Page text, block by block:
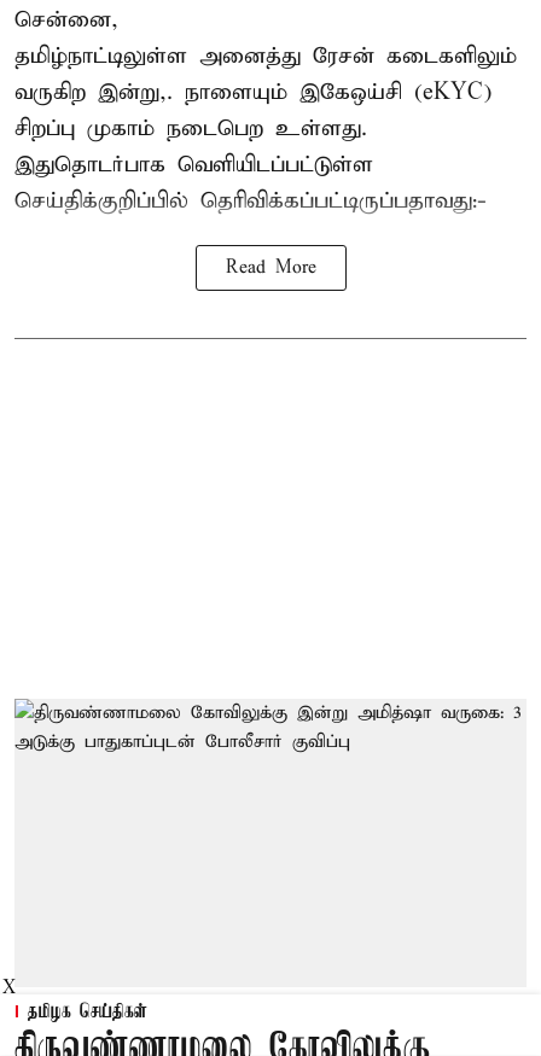
சென்னை,
தமிழ்நாட்டிலுள்ள அனைத்து ரேசன் கடைகளிலும்
வருகிற இன்று,. நாளையும் இகேஒய்சி (eKYC)
சிறப்பு முகாம் நடைபெற உள்ளது.
இதுதொடர்பாக வெளியிடப்பட்டுள்ள
செய்திக்குறிப்பில் தெரிவிக்கப்பட்டிருப்பதாவது:-
Read More
தமிழக செய்திகள்
X